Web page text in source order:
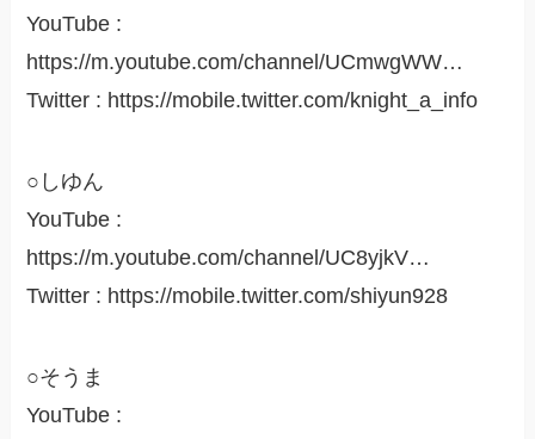
YouTube :
https://m.youtube.com/channel/UCmwgWW…
Twitter : https://mobile.twitter.com/knight_a_info
○しゆん
YouTube :
https://m.youtube.com/channel/UC8yjkV…
Twitter : https://mobile.twitter.com/shiyun928
○そうま
YouTube :